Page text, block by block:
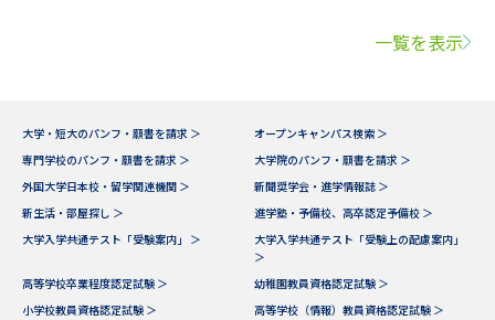
一覧を表示
大学・短大のパンフ・願書を請求 ＞
オープンキャンパス検索 ＞
専門学校のパンフ・願書を請求 ＞
大学院のパンフ・願書を請求 ＞
外国大学日本校・留学関連機関 ＞
新聞奨学会・進学情報誌 ＞
新生活・部屋探し ＞
進学塾・予備校、高卒認定予備校 ＞
大学入学共通テスト「受験案内」 ＞
大学入学共通テスト「受験上の配慮案内」
＞
高等学校卒業程度認定試験 ＞
幼稚園教員資格認定試験 ＞
小学校教員資格認定試験 ＞
高等学校（情報）教員資格認定試験 ＞